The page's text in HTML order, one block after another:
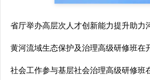
省厅举办高层次人才创新能力提升助力
黄河流域生态保护及治理高级研修班在
社会工作参与基层社会治理高级研修班